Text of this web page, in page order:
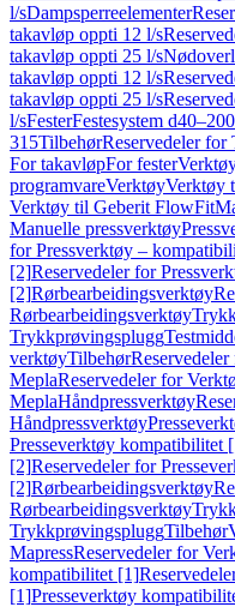
l/sDampsperreelementer
takavløp oppti 12 l/s
takavløp oppti 25 l/s
takavløp oppti 12 l/s
takavløp oppti 25 l/s
l/sFesterFestesystem d40–200
315TilbehørReservedeler for
For takavløpFor fester
programvareVerktøyVerktøy
Verktøy til Geberit FlowFit
Manuelle pressverktøy
for Pressverktøy –
[2]Reservedeler for
[2]Rørbearbeidingsverktøy
Rørbearbeidingsverktøy
Trykkprøvingsplugg
verktøyTilbehør
MeplaReservedeler for
MeplaHåndpressverktøy
Håndpressverktøy
Presseverktøy kompatibilitet
[2]Reservedeler for
[2]Rørbearbeidingsverktøy
Rørbearbeidingsverktøy
TrykkprøvingspluggTilbehør
MapressReservedeler for
kompatibilitet [1]
[1]Presseverktøy